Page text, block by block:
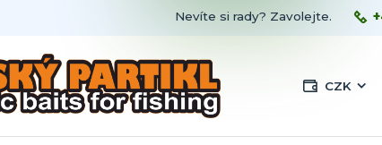
CZK
Nevíte si rady? Zavolejte.